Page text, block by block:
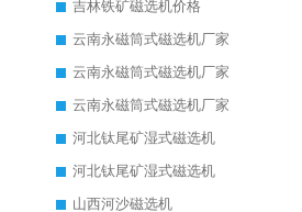
吉林铁矿磁选机价格
云南永磁筒式磁选机厂家
云南永磁筒式磁选机厂家
云南永磁筒式磁选机厂家
河北钛尾矿湿式磁选机
河北钛尾矿湿式磁选机
山西河沙磁选机